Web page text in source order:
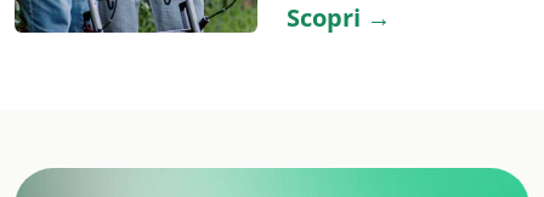
Scopri →